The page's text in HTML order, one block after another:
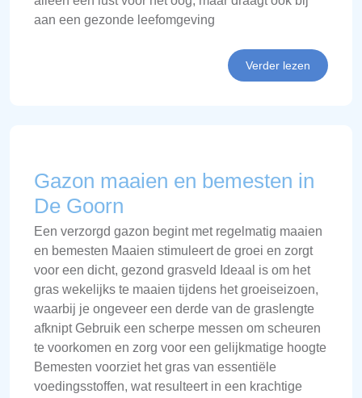
aan een gezonde leefomgeving
Verder lezen
Gazon maaien en bemesten in
De Goorn
Een verzorgd gazon begint met regelmatig maaien
en bemesten Maaien stimuleert de groei en zorgt
voor een dicht, gezond grasveld Ideaal is om het
gras wekelijks te maaien tijdens het groeiseizoen,
waarbij je ongeveer een derde van de graslengte
afknipt Gebruik een scherpe messen om scheuren
te voorkomen en zorg voor een gelijkmatige hoogte
Bemesten voorziet het gras van essentiële
voedingsstoffen, wat resulteert in een krachtige